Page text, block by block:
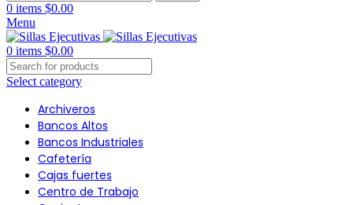
0 items $0.00
Menu
0 items $0.00
Select category
Archiveros
Bancos Altos
Bancos Industriales
Cafetería
Cajas fuertes
Centro de Trabajo
Click to enlarge